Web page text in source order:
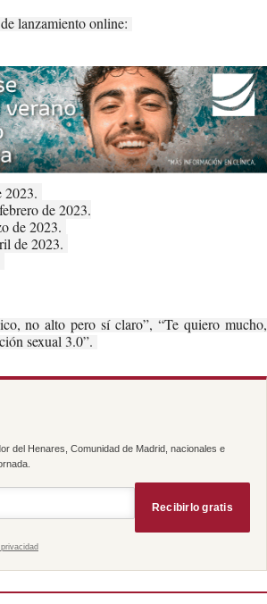
lanzamiento online:
2023.
de 2023.
de 2023.
de 2023.
no alto pero sí claro”, “Te quiero mucho,
sexual 3.0”.
del Henares, Comunidad de Madrid, nacionales e
Recibirlo gratis